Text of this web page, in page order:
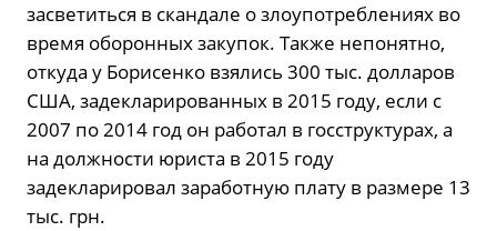
засветиться в скандале о злоупотреблениях во
время оборонных закупок. Также непонятно,
откуда у Борисенко взялись 300 тыс. долларов
США, задекларированных в 2015 году, если с
2007 по 2014 год он работал в госструктурах, а
на должности юриста в 2015 году
задекларировал заработную плату в размере 13
тыс. грн.